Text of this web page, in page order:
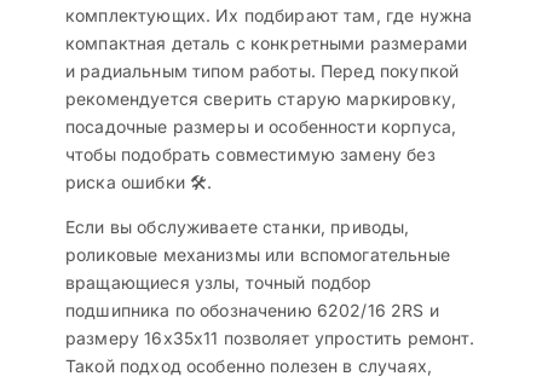
комплектующих. Их подбирают там, где нужна
компактная деталь с конкретными размерами
и радиальным типом работы. Перед покупкой
рекомендуется сверить старую маркировку,
посадочные размеры и особенности корпуса,
чтобы подобрать совместимую замену без
риска ошибки 🛠️.
Если вы обслуживаете станки, приводы,
роликовые механизмы или вспомогательные
вращающиеся узлы, точный подбор
подшипника по обозначению 6202/16 2RS и
размеру 16x35x11 позволяет упростить ремонт.
Такой подход особенно полезен в случаях,